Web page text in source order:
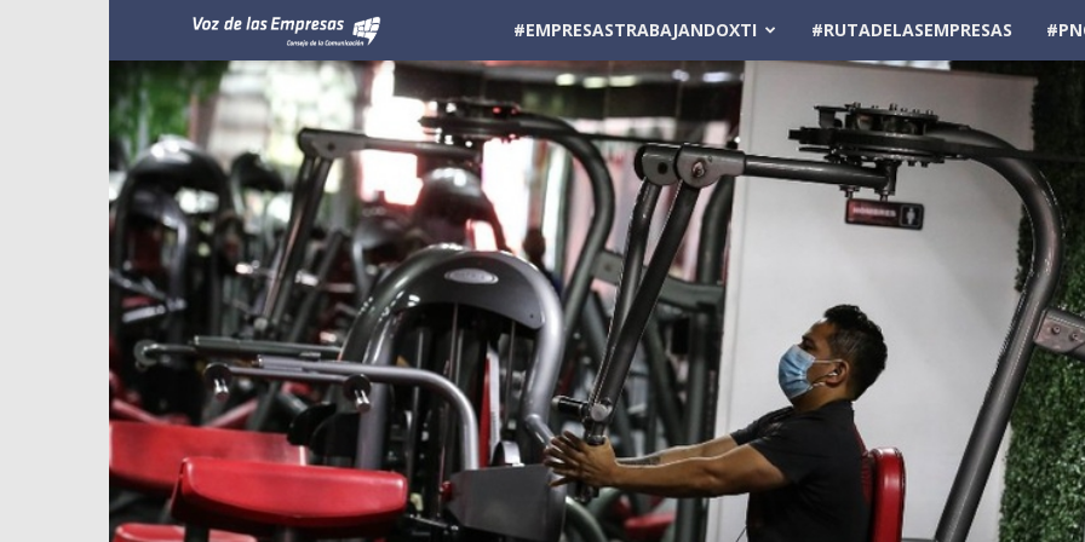
de
las
Empresas
#EMPRESASTRABAJANDOXTI #RUTADELASEMPRESAS